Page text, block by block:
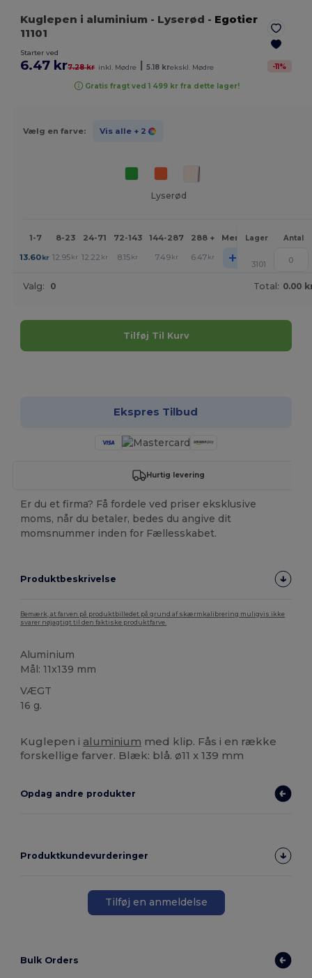
Kuglepen i aluminium - Lyserød - Egotier
11101
Starter ved
6.47 kr7.28 kr inkl. Mødre 5.18 krekskl. Mødre -11%
Gratis fragt ved 1 499 kr fra dette lager!
Vælg en farve: Vis alle + 2
Lyserød
1-7 8-23 24-71 72-143 144-287 288 + Mere Lager Antal
13.60kr 12.95 kr 12.22 kr 8.15 kr 7.49 kr 6.47 kr + 3101
Valg: 0 Total: 0.00
Tilføj Til Kurv
Ekspres Tilbud
Hurtig levering
Er du et firma? Få fordele ved priser eksklusive
moms, når du betaler, bedes du angive dit
momsnummer inden for Fællesskabet.
Produktbeskrivelse
Bemærk, at farven på produktbilledet på grund af skærmkalibrering muligvis ikke
svarer nøjagtigt til den faktiske produktfarve.
Aluminium
Mål: 11x139 mm
VÆGT
16 g.
Kuglepen i aluminium med klip. Fås i en række
forskellige farver. Blæk: blå. ø11 x 139 mm
Opdag andre produkter
Produktkundevurderinger
Tilføj en anmeldelse
Bulk Orders